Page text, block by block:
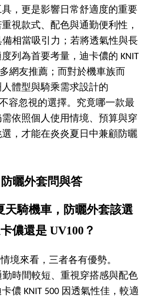
，更是影響日常舒適度的重要
視款式、配色與通勤便利性，
備相當吸引力；若將透氣性與長
列為首要考量，迪卡儂的 KNIT
網友推薦；而對於機車族而
體型與騎乘需求設計的
容忽視的選擇。究竟哪一款最
依照個人使用情境、預算與穿
，才能在炎炎夏日中兼顧防曬
防曬外套問與答
天騎機車，防曬外套該選
儂還是 UV100？
境來看，三者各有優勢。
勤時間較短、重視穿搭感與配色
儂 KNIT 500 因透氣性佳，較適